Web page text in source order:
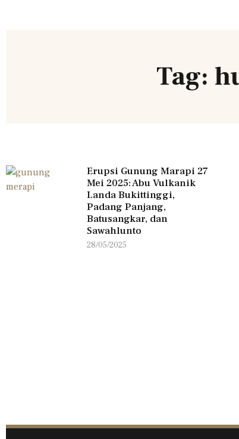
Tag:
Erupsi Gunung Marapi 27
Mei 2025: Abu Vulkanik
Landa Bukittinggi,
Padang Panjang,
Batusangkar, dan
Sawahlunto
28/05/2025